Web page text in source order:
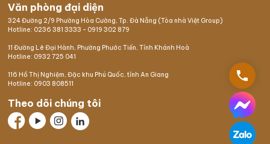
Văn phòng đại diện
324 Đường 2/9 Phường Hòa Cường, Tp. Đà Nẵng (Tòa nhà Việt Group)
Hotline: 0236 381 3333 - 0919 302 879
11 Đường Lê Đại Hành, Phường Phước Tiến, Tỉnh Khánh Hoà
Hotline: 0932 725 041
116 Hồ Thị Nghiệm, Đặc khu Phú Quốc, tỉnh An Giang
Hotline: 0903 808511
Theo dõi chúng tôi
phone